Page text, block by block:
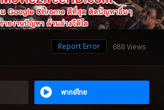
688 Views
Report Error
พากย์ไทย